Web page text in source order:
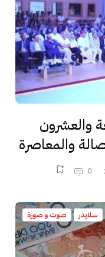
والعشرون
والمعاصرة
0
سلايدر صوت و صورة